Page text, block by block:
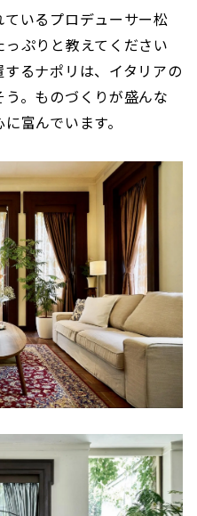
いるプロデューサー松
ぷりと教えてください
るナポリは、イタリアの
。ものづくりが盛んな
富んでいます。